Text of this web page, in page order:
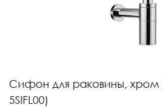
Сифон для раковины, хром
5SIFL00)